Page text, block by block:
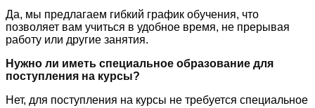
Да, мы предлагаем гибкий график обучения, что
позволяет вам учиться в удобное время, не прерывая
работу или другие занятия.
Нужно ли иметь специальное образование для
поступления на курсы?
Нет, для поступления на курсы не требуется специальное